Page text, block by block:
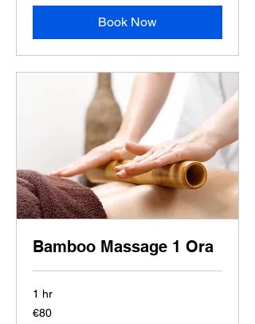
Book Now
Bamboo Massage 1 Ora
1 hr
80
euros
€80